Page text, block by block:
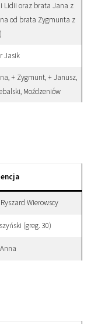
Lidii oraz brata Jana z
od brata Zygmunta z
Jasik
+ Zygmunt, + Janusz,
Moźdzeniów
Wierowscy
(greg. 30)